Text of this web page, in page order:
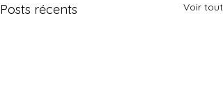
Posts récents Voir tout